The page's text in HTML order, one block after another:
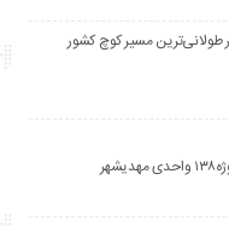
طولانی‌ترین مسیر کوچ کشور